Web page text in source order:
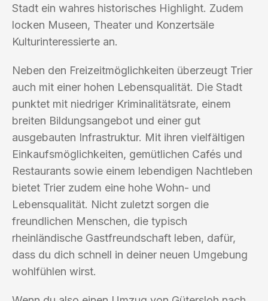
Stadt ein wahres historisches Highlight. Zudem
locken Museen, Theater und Konzertsäle
Kulturinteressierte an.
Neben den Freizeitmöglichkeiten überzeugt Trier
auch mit einer hohen Lebensqualität. Die Stadt
punktet mit niedriger Kriminalitätsrate, einem
breiten Bildungsangebot und einer gut
ausgebauten Infrastruktur. Mit ihren vielfältigen
Einkaufsmöglichkeiten, gemütlichen Cafés und
Restaurants sowie einem lebendigen Nachtleben
bietet Trier zudem eine hohe Wohn- und
Lebensqualität. Nicht zuletzt sorgen die
freundlichen Menschen, die typisch
rheinländische Gastfreundschaft leben, dafür,
dass du dich schnell in deiner neuen Umgebung
wohlfühlen wirst.